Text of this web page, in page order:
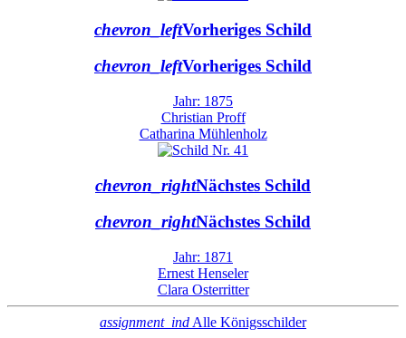
chevron_leftVorheriges Schild
chevron_leftVorheriges Schild
Jahr: 1875
Christian Proff
Catharina Mühlenholz
chevron_rightNächstes Schild
chevron_rightNächstes Schild
Jahr: 1871
Ernest Henseler
Clara Osterritter
assignment_ind Alle Königsschilder